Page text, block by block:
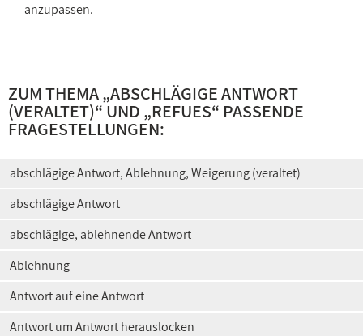
anzupassen.
ZUM THEMA „ABSCHLÄGIGE ANTWORT
(VERALTET)“ UND „REFUES“ PASSENDE
FRAGESTELLUNGEN:
abschlägige Antwort, Ablehnung, Weigerung (veraltet)
abschlägige Antwort
abschlägige, ablehnende Antwort
Ablehnung
Antwort auf eine Antwort
Antwort um Antwort herauslocken